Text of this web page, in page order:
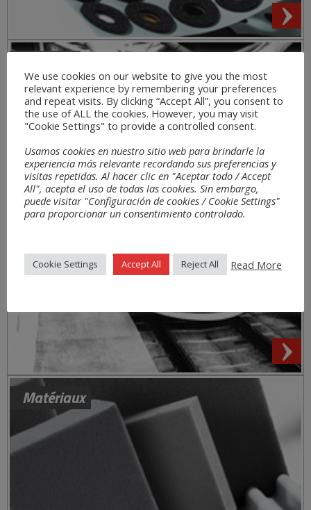
Matériaux
We use cookies on our website to give you the most
relevant experience by remembering your preferences
and repeat visits. By clicking “Accept All”, you consent to
the use of ALL the cookies. However, you may visit
"Cookie Settings" to provide a controlled consent.
Usamos cookies en nuestro sitio web para brindarle la
experiencia más relevante recordando sus preferencias y
visitas repetidas. Al hacer clic en "Aceptar todo / Accept
All", acepta el uso de todas las cookies. Sin embargo,
puede visitar "Configuración de cookies / Cookie Settings"
para proporcionar un consentimiento controlado.
Cookie Settings Accept All Reject All Read More